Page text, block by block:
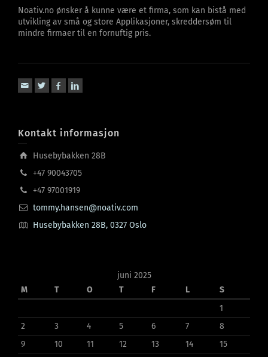
Noativ.no ønsker å kunne være et firma, som kan bistå med
utvikling av små og store Applikasjoner, skreddersøm til
mindre firmaer til en fornuftig pris.
Kontakt informasjon
Husebybakken 28B
+47 90043705
+47 97001919
tommy.hansen@noativ.com
Husebybakken 28B, 0327 Oslo
juni 2025
M
T O T F L
S
1
2
3 4 5 6 7
8
9
10 11 12 13 14 15